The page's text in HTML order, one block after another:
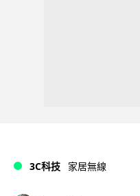
3C科技 家居無線